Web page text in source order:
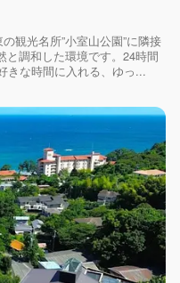
観光名所”小室山公園”に隣接
調和した環境です。24時間
きな時間に入れる、ゆっ...